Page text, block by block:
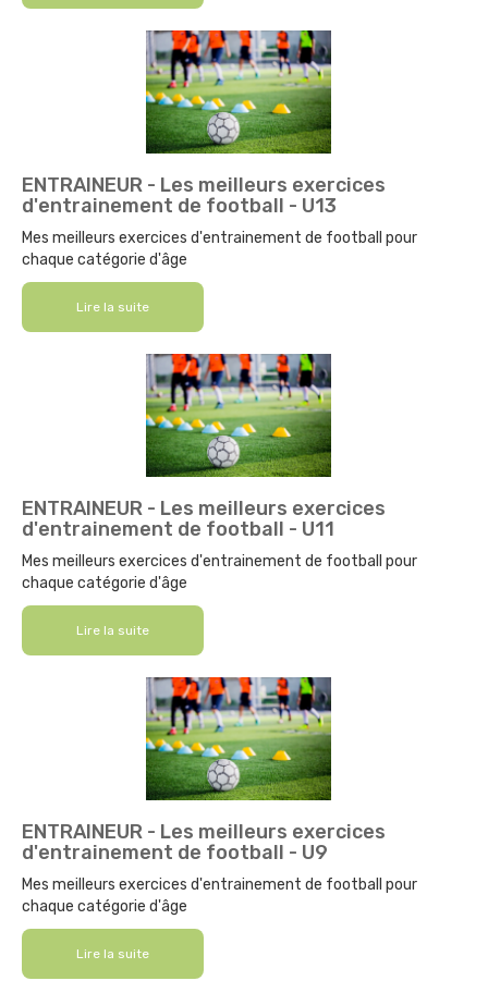
ENTRAINEUR - Les meilleurs exercices
d'entrainement de football - U13
Mes meilleurs exercices d'entrainement de football pour
chaque catégorie d'âge
Lire la suite
ENTRAINEUR - Les meilleurs exercices
d'entrainement de football - U11
Mes meilleurs exercices d'entrainement de football pour
chaque catégorie d'âge
Lire la suite
ENTRAINEUR - Les meilleurs exercices
d'entrainement de football - U9
Mes meilleurs exercices d'entrainement de football pour
chaque catégorie d'âge
Lire la suite